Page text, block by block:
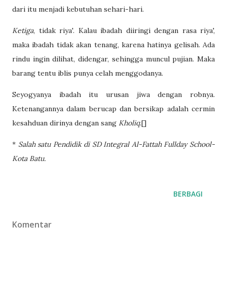
dari itu menjadi kebutuhan sehari-hari.
Ketiga, tidak riya'. Kalau ibadah diiringi dengan rasa riya',
maka ibadah tidak akan tenang, karena hatinya gelisah. Ada
rindu ingin dilihat, didengar, sehingga muncul pujian. Maka
barang tentu iblis punya celah menggodanya.
Seyogyanya ibadah itu urusan jiwa dengan robnya.
Ketenangannya dalam berucap dan bersikap adalah cermin
kesahduan dirinya dengan sang Kholiq.[]
* Salah satu Pendidik di SD Integral Al-Fattah Fullday School-
Kota Batu.
BERBAGI
Komentar